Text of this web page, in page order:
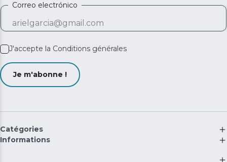
Correo electrónico
J'accepte la Conditions générales
Je m'abonne !
Catégories
Informations